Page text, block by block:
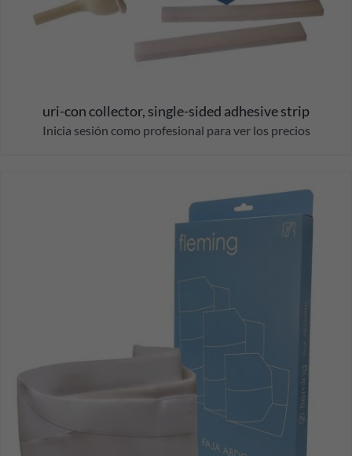
uri-con collector, single-sided adhesive strip
Inicia sesión como profesional para ver los precios